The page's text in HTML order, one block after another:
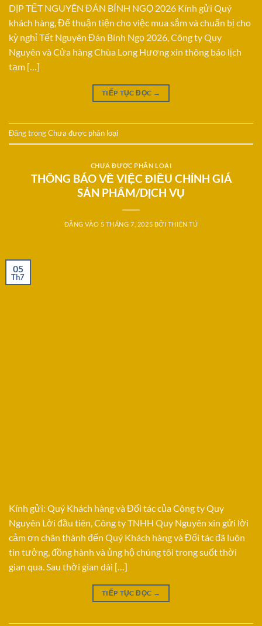
DỊP TẾT NGUYÊN ĐÁN BÍNH NGỌ 2026 Kính gửi Quý
khách hàng, Để thuận tiện cho việc mua sắm và chuẩn bị cho
kỳ nghỉ Tết Nguyên Đán Bính Ngọ 2026, Công ty Quy
Nguyên và Cửa hàng Chùa Long Hương xin thông báo lịch
tạm […]
TIẾP TỤC ĐỌC →
Đăng trongChưa được phân loại
CHƯA ĐƯỢC PHÂN LOẠI
THÔNG BÁO VỀ VIỆC ĐIỀU CHỈNH GIÁ
SẢN PHẨM/DỊCH VỤ
ĐĂNG VÀO 5 THÁNG 7, 2025 BỞI THIÊN TÚ
05
Th7
Kính gửi: Quý Khách hàng và Đối tác của Công ty Quy
Nguyên Lời đầu tiên, Công ty TNHH Quy Nguyên xin gửi lời
cảm ơn chân thành đến Quý Khách hàng và Đối tác đã luôn
tin tưởng, đồng hành và ủng hộ chúng tôi trong suốt thời
gian qua. Sau thời gian dài […]
TIẾP TỤC ĐỌC →